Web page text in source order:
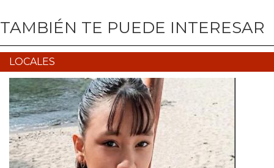
TAMBIÉN TE PUEDE INTERESAR
LOCALES